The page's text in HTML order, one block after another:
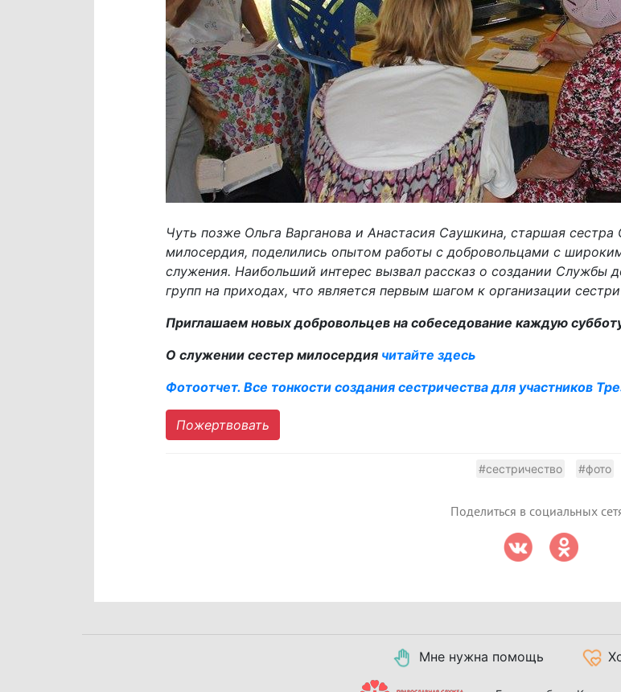
Чуть позже Ольга Варганова и Анастасия Саушкина, старшая
милосердия, поделились опытом работы с добровольцами с
служения. Наибольший интерес вызвал рассказ о создании Службы
групп на приходах, что является первым шагом к организации
Приглашаем новых добровольцев на собеседование каждую
О служении сестер милосердия читайте здесь
Фотоотчет. Все тонкости создания сестричества для участников
Пожертвовать
#сестричество #фото
Поделиться в социальных
Мне нужна помощь